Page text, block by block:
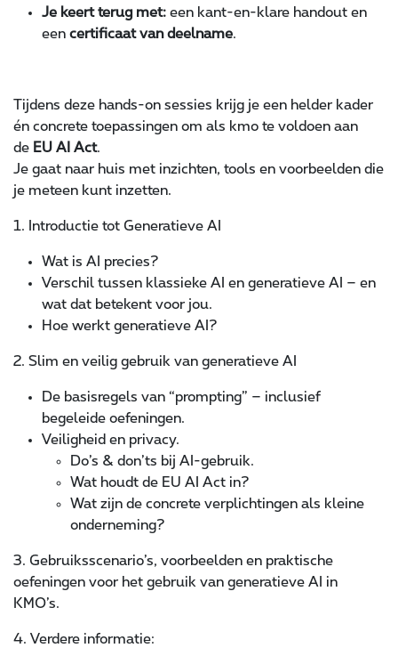
Je keert terug met: een kant-en-klare handout en
een certificaat van deelname.
Tijdens deze hands-on sessies krijg je een helder kader
én concrete toepassingen om als kmo te voldoen aan
de EU AI Act.
Je gaat naar huis met inzichten, tools en voorbeelden die
je meteen kunt inzetten.
1. Introductie tot Generatieve AI
Wat is AI precies?
Verschil tussen klassieke AI en generatieve AI – en
wat dat betekent voor jou.
Hoe werkt generatieve AI?
2. Slim en veilig gebruik van generatieve AI
De basisregels van “prompting” – inclusief
begeleide oefeningen.
Veiligheid en privacy.
Do’s & don’ts bij AI-gebruik.
Wat houdt de EU AI Act in?
Wat zijn de concrete verplichtingen als kleine
onderneming?
3. Gebruiksscenario’s, voorbeelden en praktische
oefeningen voor het gebruik van generatieve AI in
KMO’s.
4. Verdere informatie: